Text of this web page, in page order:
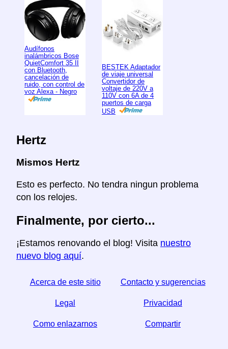
Audífonos
inalámbricos Bose
QuietComfort 35 II
con Bluetooth,
cancelación de
ruido, con control de
voz Alexa - Negro
BESTEK Adaptador
de viaje universal
Convertidor de
voltaje de 220V a
110V con 6A de 4
puertos de carga
USB
Hertz
Mismos Hertz
Esto es perfecto. No tendra ningun problema
con los relojes.
Finalmente, por cierto...
¡Estamos renovando el blog! Visita nuestro
nuevo blog aquí.
Acerca de este sitio Contacto y sugerencias
Legal Privacidad
Como enlazarnos Compartir